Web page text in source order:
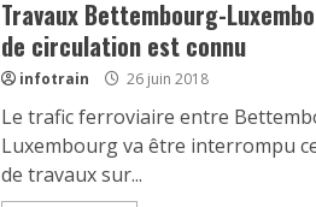
Travaux Bettembourg-
de circulation est connu
infotrain 26 juin 2018
Le trafic ferroviaire entre
Luxembourg va être interrompu
de travaux sur...